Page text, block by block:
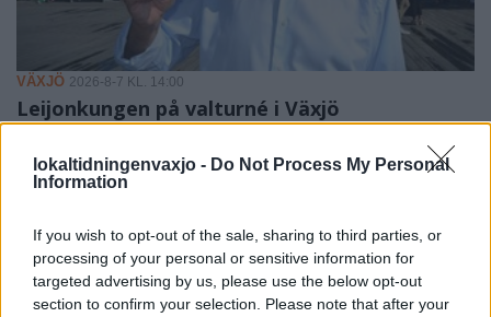
lokaltidningenvaxjo - Do Not Process My Personal
Information
If you wish to opt-out of the sale, sharing to third parties, or
processing of your personal or sensitive information for
targeted advertising by us, please use the below opt-out
section to confirm your selection. Please note that after your
VÄXJÖ 2026-8-7 KL. 14:00
Leijonkungen på valturné i Växjö